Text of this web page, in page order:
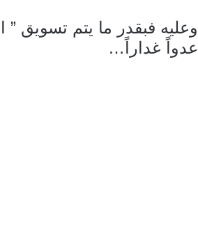
وعليه فبقدر ما يتم تسويق ”
عدواً غداراً…